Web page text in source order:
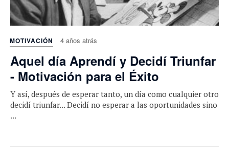
MOTIVACIÓN 4 años atrás
Aquel día Aprendí y Decidí Triunfar
- Motivación para el Éxito
Y así, después de esperar tanto, un día como cualquier otro
decidí triunfar... Decidí no esperar a las oportunidades sino
...